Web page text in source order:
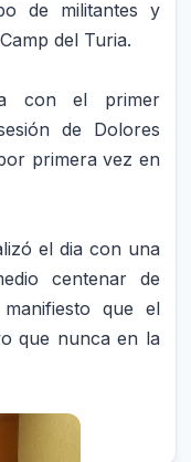
de militantes y
del Turia.
con el primer
de Dolores
primera vez en
el dia con una
centenar de
que el
que nunca en la